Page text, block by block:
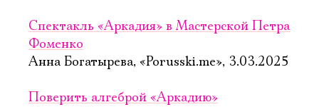
Спектакль «Аркадия» в Мастерской Петра
Фоменко
Анна Богатырева, «Porusski.me», 3.03.2025
Поверить алгеброй «Аркадию»